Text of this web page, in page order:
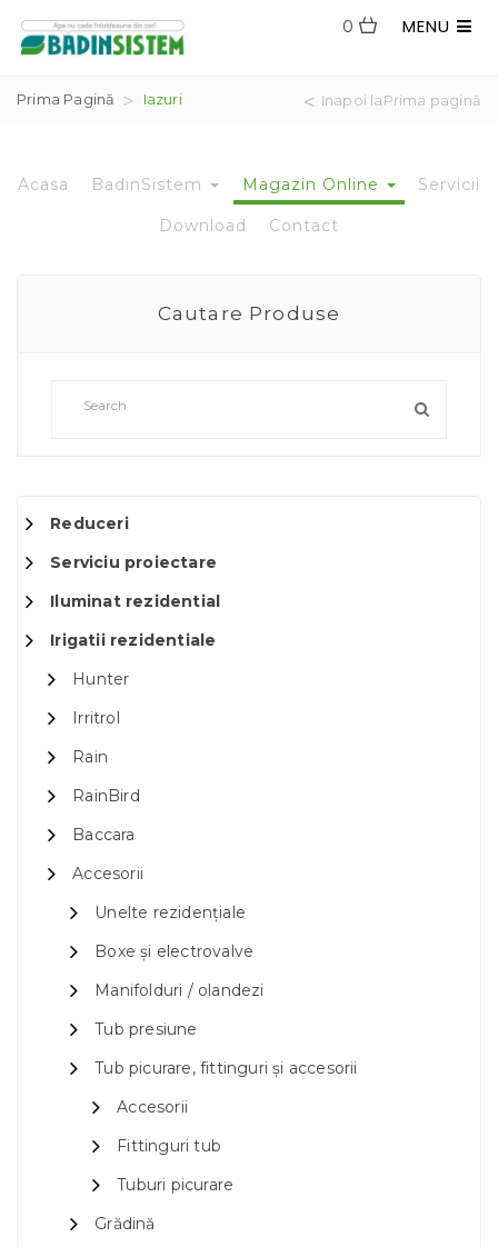
MENU
0
Prima Pagină Iazuri Inapoi laPrima pagină
Acasa BadinSistem Magazin Online Servicii
Download Contact
Cautare Produse
Reduceri
Serviciu proiectare
Iluminat rezidential
Irigatii rezidentiale
Hunter
Irritrol
Rain
RainBird
Baccara
Accesorii
Unelte rezidențiale
Boxe și electrovalve
Manifolduri / olandezi
Tub presiune
Tub picurare, fittinguri și accesorii
Accesorii
Fittinguri tub
Tuburi picurare
Grădină